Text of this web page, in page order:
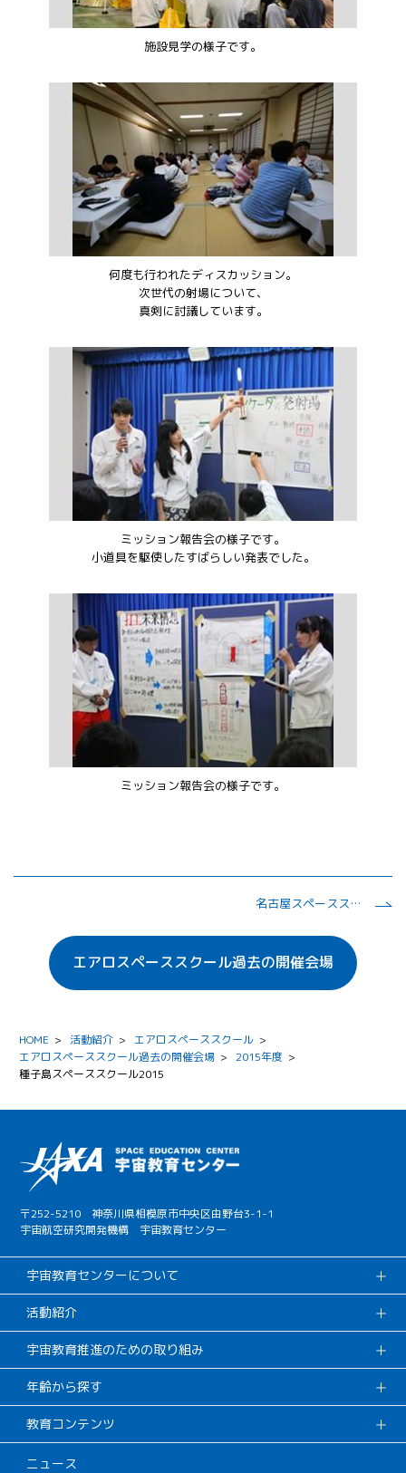
施設見学の様子です。
何度も行われたディスカッション。
次世代の射場について、
真剣に討議しています。
ミッション報告会の様子です。
小道具を駆使したすばらしい発表でした。
ミッション報告会の様子です。
名古屋スペーススクール2015
エアロスペーススクール過去の開催会場
HOME > 活動紹介 > エアロスペーススクール >
エアロスペーススクール過去の開催会場 > 2015年度 >
種子島スペーススクール2015
〒252-5210 神奈川県相模原市中央区由野台3-1-1
宇宙航空研究開発機構 宇宙教育センター
宇宙教育センターについて
活動紹介
宇宙教育推進のための取り組み
年齢から探す
教育コンテンツ
ニュース